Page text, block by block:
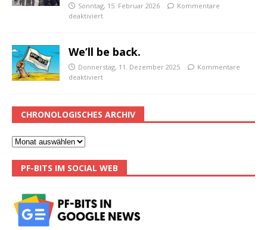
Sonntag, 15. Februar 2026
Kommentare
deaktiviert
We’ll be back.
Donnerstag, 11. Dezember 2025
Kommentare
deaktiviert
CHRONOLOGISCHES ARCHIV
PF-BITS IM SOCIAL WEB